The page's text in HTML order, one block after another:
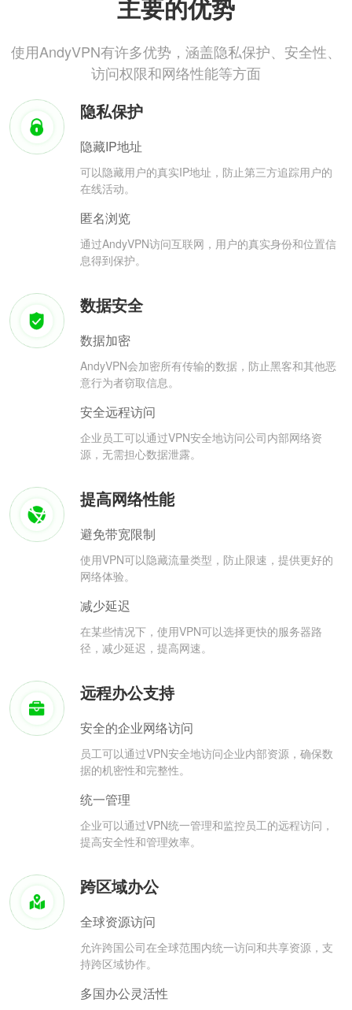
主要的优势
使用AndyVPN有许多优势，涵盖隐私保护、安全性、
访问权限和网络性能等方面
隐私保护
隐藏IP地址
可以隐藏用户的真实IP地址，防止第三方追踪用户的
在线活动。
匿名浏览
通过AndyVPN访问互联网，用户的真实身份和位置信
息得到保护。
数据安全
数据加密
AndyVPN会加密所有传输的数据，防止黑客和其他恶
意行为者窃取信息。
安全远程访问
企业员工可以通过VPN安全地访问公司内部网络资
源，无需担心数据泄露。
提高网络性能
避免带宽限制
使用VPN可以隐藏流量类型，防止限速，提供更好的
网络体验。
减少延迟
在某些情况下，使用VPN可以选择更快的服务器路
径，减少延迟，提高网速。
远程办公支持
安全的企业网络访问
员工可以通过VPN安全地访问企业内部资源，确保数
据的机密性和完整性。
统一管理
企业可以通过VPN统一管理和监控员工的远程访问，
提高安全性和管理效率。
跨区域办公
全球资源访问
允许跨国公司在全球范围内统一访问和共享资源，支
持跨区域协作。
多国办公灵活性